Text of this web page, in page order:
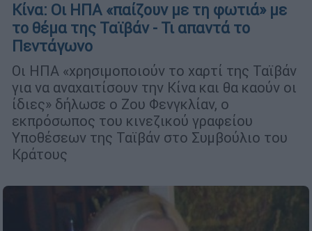
Κίνα: Οι ΗΠΑ «παίζουν με τη φωτιά» με
το θέμα της Ταϊβάν - Τι απαντά το
Πεντάγωνο
Οι ΗΠΑ «χρησιμοποιούν το χαρτί της Ταϊβάν
για να αναχαιτίσουν την Κίνα και θα καούν οι
ίδιες» δήλωσε ο Ζου Φενγκλίαν, ο
εκπρόσωπος του κινεζικού γραφείου
Υποθέσεων της Ταϊβάν στο Συμβούλιο του
Κράτους